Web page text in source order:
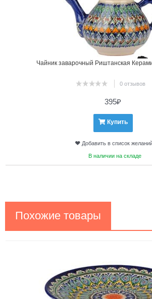
Чайник заварочный Риштанская
0 отзывов
395₽
Купить
Добавить в список
В наличии на складе
Похожие товары